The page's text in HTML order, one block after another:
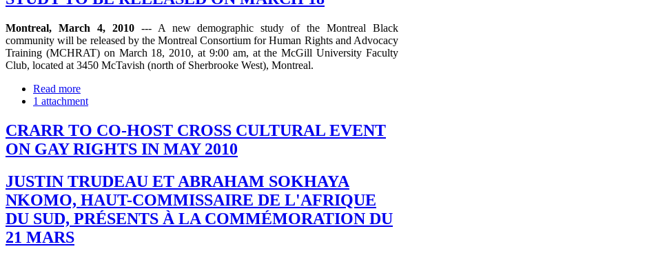
Montreal, March 4, 2010 --- A new demographic study of the Montreal Black
community will be released by the Montreal Consortium for Human Rights and Advocacy
Training (MCHRAT) on March 18, 2010, at 9:00 am, at the McGill University Faculty
Club, located at 3450 McTavish (north of Sherbrooke West), Montreal.
Read more
1 attachment
CRARR TO CO-HOST CROSS CULTURAL EVENT
ON GAY RIGHTS IN MAY 2010
JUSTIN TRUDEAU ET ABRAHAM SOKHAYA
NKOMO, HAUT-COMMISSAIRE DE L'AFRIQUE
DU SUD, PRÉSENTS À LA COMMÉMORATION DU
21 MARS